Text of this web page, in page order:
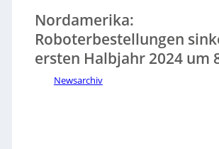
Nordamerika:
Roboterbestellungen
ersten Halbjahr 2024 um
Newsarchiv